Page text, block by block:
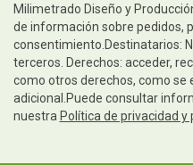
Milimetrado Diseño y
de información sobre pedidos,
consentimiento.Destinatarios:
terceros. Derechos: acceder,
como otros derechos, como se
adicional.Puede consultar
nuestra Política de privacidad